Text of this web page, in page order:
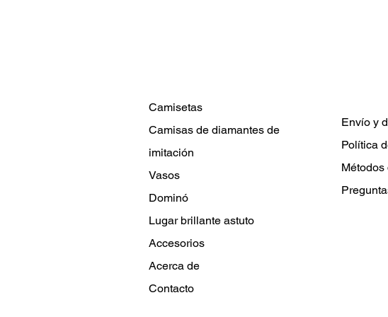
Camisetas
Camisas de diamantes de
imitación
Vasos
Dominó
Lugar brillante astuto
Accesorios
Acerca de
Contacto
Envío y
Política
Métodos